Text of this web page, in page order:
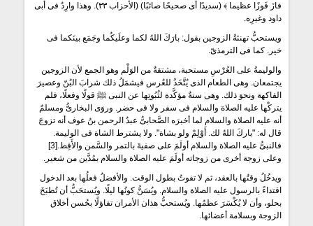
فازَ فَوزًا عظيما ﴾ (سديدًا أى صحيحًا صائبًا) (الأحزاب ٣٣). وهذا وارِدٌ فى أبى
داود وغيرِه.
ويستحبُّ تهنئةُ الزوجين بقول: بارَكَ اللهُ لكما وعلَيكُما وجَمَع بينَكما فى
خير. كما فى الترمذىّ.
والوليمةُ على العُرْسِ مستحبة، مشتقةٌ من الوَلْم وهو الجمع لأن الزوجين
يجتمعان. وهى الطعام الذى يُتَّخَذُ للعُرس فيشمَلُ ذلك شرابَ البُنّ وعصيرَ
الفاكهة ونحوَ ذلك. وهى سنةٌ مؤكَّدة لثُبُوتِها عن النبى ﷺ قولًا وفعلًا، فلم
يتركْها عليه الصلاة والسلام فى سفر ولا فى حضر. وروَى البخارىُّ ومسلمٌ
أنه عليه الصلاة والسلام لما أخبرَه الصَّحابىُّ عبدُ الرحمن بنُ عوف أنه تزوجَ
قال له: "باركَ اللهُ لك. أَوْلِمْ ولو بشاة". ولا يشترط الشاة فى الوليمة.
فالنبىُّ عليه الصلاة والسلام أولَمَ على صفيةَ بالتمر والسَّمن والأَقِط.[3]
وعلى زوجة أخرى من زوجاته أولَمَ عليه الصلاة والسلام بمُدَّين من شعير.
ويدخُلُ وقتُها بالعقد، ثم لا تفوتُ بطول الوقت. والأفضلُ فعلُها بعد الدخول
اقتداءً بالرسول عليه الصلاة والسلام. ويُسَنُّ كونُها ليلًا. ويُستحَبُّ أن تُطبَخَ
بحلو، وأن لا يُكْسَرَ عظمُها. ويُستحبُّ هذان الأمران تفاؤلًا بحُسن أخلاق
الزوجة وبسلامة أعضائها.